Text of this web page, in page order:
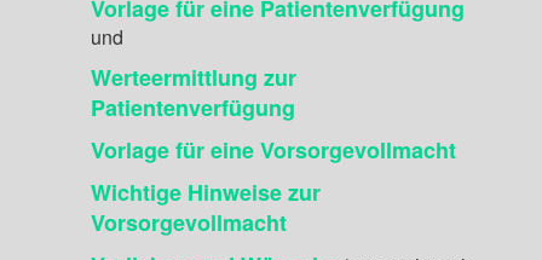
Vorlage für eine Patientenverfügung
und
Werteermittlung zur
Patientenverfügung
Vorlage für eine Vorsorgevollmacht
Wichtige Hinweise zur
Vorsorgevollmacht